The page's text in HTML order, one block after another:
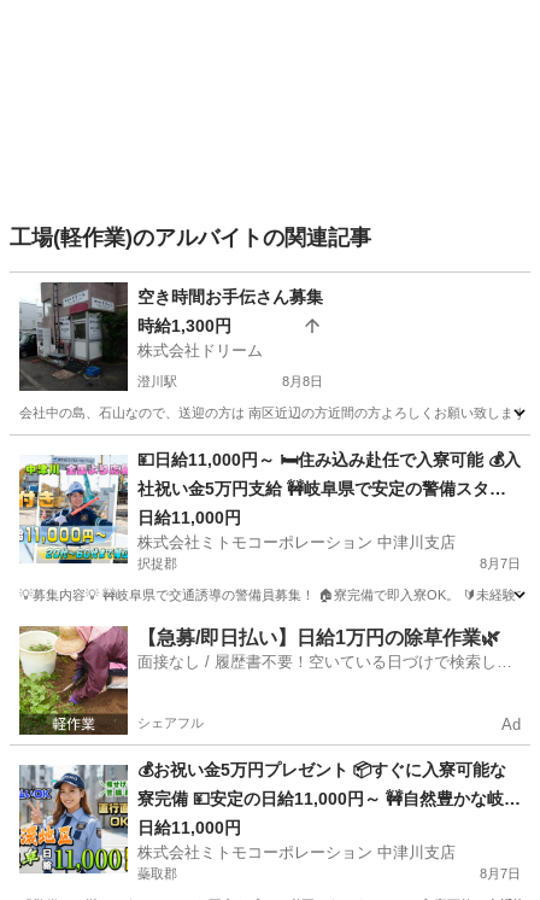
工場(軽作業)のアルバイトの関連記事
空き時間お手伝さん募集
時給1,300円
株式会社ドリーム
澄川駅 8月8日
会社中の島、石山なので、送迎の方は 南区近辺の方近間の方よろしくお願い致しま
澄川駅 清掃 空き家
💴日給11,000円～ 🛏️住み込み赴任で入寮可能 💰入
社祝い金5万円支給 🚧岐阜県で安定の警備スタッ
フ 🚅地方からの乗り込み費用補助 🔰未経験大歓迎
の充実研修 💻スマホで簡単Web面接 💸日払い対応
で急な出費も安心
日給11,000円
株式会社ミトモコーポレーション 中津川支店
択捉郡 8月7日
💡募集内容💡 🚧岐阜県で交通誘導の警備員募集！ 🏠寮完備で即入寮OK。 🔰未経験
北海道 択捉郡 警備員 給料
【急募/即日払い】日給1万円の除草作業🌿
面接なし / 履歴書不要！空いている日づけで検索して
シェアフル Ad
💰お祝い金5万円プレゼント 📦すぐに入寮可能な
寮完備 💴安定の日給11,000円～ 🚧自然豊かな岐阜
で交通誘導 🚗赴任交通費補助で遠方も安心 🔰未経
験でも安心の教育体制 💻自宅から便利なWeb面接
👫カップルや夫婦での赴任歓迎
日給11,000円
株式会社ミトモコーポレーション 中津川支店
蘂取郡 8月7日